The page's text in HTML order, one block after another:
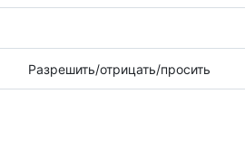
Разрешить/отрицать/просить